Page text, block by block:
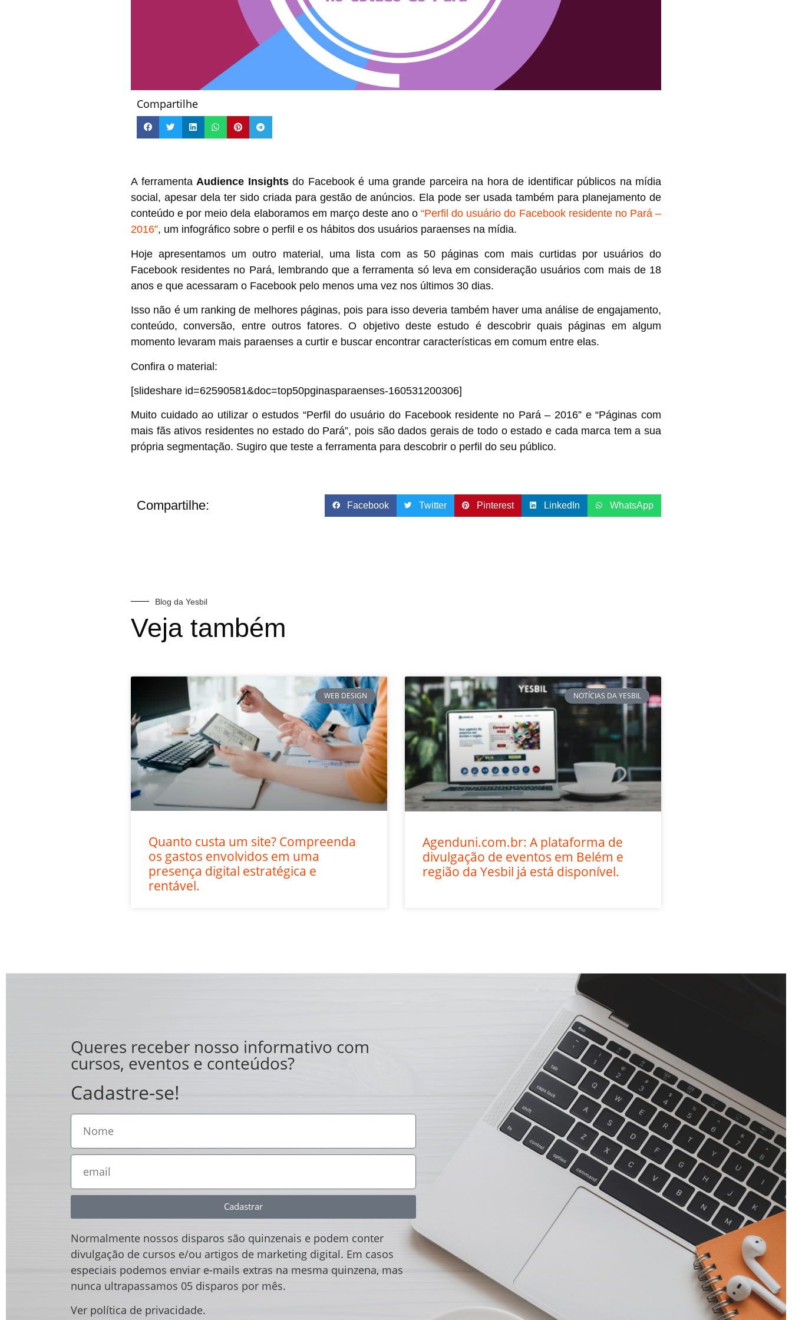
Compartilhe
A ferramenta Audience Insightsdo Facebook é uma grande parceira na hora de identificar públicos na mídia
social, apesar dela ter sido criada para gestão de anúncios. Ela pode ser usada também para planejamento de
conteúdo e por meio dela elaboramos em março deste ano o“Perfil do usuário do Facebook residente no Pará –
2016”, um infográfico sobre o perfil e os hábitos dos usuários paraenses na mídia.
Hoje apresentamos um outro material, uma lista com as 50 páginas com mais curtidas por usuários do
Facebook residentes no Pará, lembrando que a ferramenta só leva em consideração usuários com mais de 18
anos e que acessaram o Facebook pelo menos uma vez nos últimos 30 dias.
Isso não é um ranking de melhores páginas, pois para isso deveria também haver uma análise de engajamento,
conteúdo, conversão, entre outros fatores. O objetivo deste estudo é descobrir quais páginas em algum
momento levaram mais paraenses a curtir e buscar encontrar características em comum entre elas.
Confira o material:
[slideshare id=62590581&doc=top50pginasparaenses-160531200306]
Muito cuidado ao utilizar o estudos “Perfil do usuário do Facebook residente no Pará – 2016” e “Páginas com
mais fãs ativos residentes no estado do Pará”, pois são dados gerais de todo o estado e cada marca tem a sua
própria segmentação. Sugiro que teste a ferramenta para descobrir o perfil do seu público.
Compartilhe: Facebook Twitter Pinterest LinkedIn WhatsApp
Blog da Yesbil
Veja também
WEB DESIGN
Quanto custa um site? Compreenda
os gastos envolvidos em uma
presença digital estratégica e
rentável.
NOTÍCIAS DA YESBIL
Agenduni.com.br: A plataforma de
divulgação de eventos em Belém e
região da Yesbil já está disponível.
Queres receber nosso informativo com
cursos, eventos e conteúdos?
Cadastre-se!
Cadastrar
Normalmente nossos disparos são quinzenais e podem conter
divulgação de cursos e/ou artigos de marketing digital. Em casos
especiais podemos enviar e-mails extras na mesma quinzena, mas
nunca ultrapassamos 05 disparos por mês.
Ver política de privacidade.